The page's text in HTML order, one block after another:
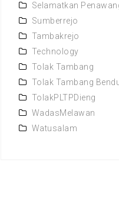
Selamatkan
Sumberrejo
Tambakrejo
Technology
Tolak Tambang
Tolak Tambang
TolakPLTPDieng
WadasMelawan
Watusalam